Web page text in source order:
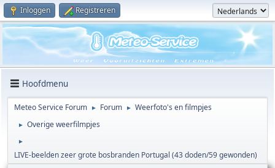
Inloggen Registreren
Hoofdmenu
Meteo Service Forum ► Forum ► Weerfoto's en filmpjes
► Overige weerfilmpjes
►
LIVE-beelden zeer grote bosbranden Portugal (43 doden/59 gewonden)